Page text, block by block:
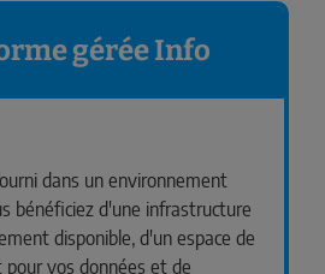
gérée Info
dans un environnement
bénéficiez d'une infrastructure
disponible, d'un espace de
vos données et de